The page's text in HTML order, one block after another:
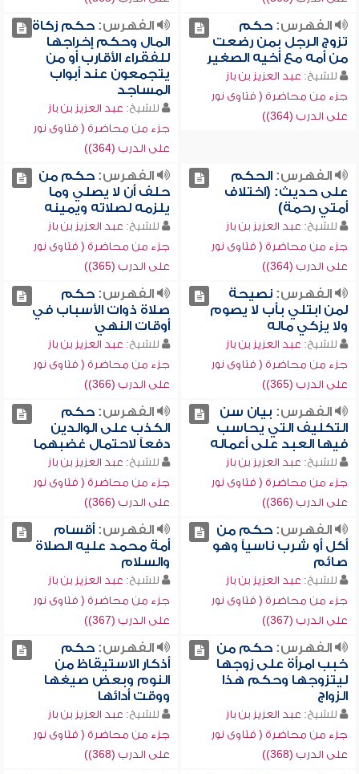
الفهرس:حكم
تزوج الرجل بمن رضعت
من أمه مع أخيه الصغير
للشيخ: عبد العزيز بن باز
جزء من محاضرة ( فتاوى نور
على الدرب (364))
الفهرس:حكم زكاة
المال وحكم إخراجها
للفقراء الأقارب أو من
يتجمعون عند أبواب
المساجد
للشيخ: عبد العزيز بن باز
جزء من محاضرة ( فتاوى نور
على الدرب (364))
الفهرس:الحكم
على حديث: (اختلاف
أمتي رحمة)
للشيخ: عبد العزيز بن باز
جزء من محاضرة ( فتاوى نور
على الدرب (364))
الفهرس:حكم من
حلف أن لا يصلي وما
يلزمه لصلاته ويمينه
للشيخ: عبد العزيز بن باز
جزء من محاضرة ( فتاوى نور
على الدرب (365))
الفهرس:نصيحة
لمن ابتلي بأب لا يصوم
ولا يزكي ماله
للشيخ: عبد العزيز بن باز
جزء من محاضرة ( فتاوى نور
على الدرب (365))
الفهرس:حكم
صلاة ذوات الأسباب في
أوقات النهي
للشيخ: عبد العزيز بن باز
جزء من محاضرة ( فتاوى نور
على الدرب (366))
الفهرس: بيان سن
التكليف التي يحاسب
فيها العبد على أعماله
للشيخ: عبد العزيز بن باز
جزء من محاضرة ( فتاوى نور
على الدرب (366))
الفهرس:حكم
الكذب على الوالدين
دفعاً لاحتمال غضبهما
للشيخ: عبد العزيز بن باز
جزء من محاضرة ( فتاوى نور
على الدرب (366))
الفهرس:حكم من
أكل أو شرب ناسياً وهو
صائم
للشيخ: عبد العزيز بن باز
جزء من محاضرة ( فتاوى نور
على الدرب (367))
الفهرس:أقسام
أمة محمد عليه الصلاة
والسلام
للشيخ: عبد العزيز بن باز
جزء من محاضرة ( فتاوى نور
على الدرب (367))
الفهرس:حكم من
خبب امرأة على زوجها
ليتزوجها وحكم هذا
الزواج
للشيخ: عبد العزيز بن باز
جزء من محاضرة ( فتاوى نور
على الدرب (368))
الفهرس:حكم
أذكار الاستيقاظ من
النوم وبعض صيغها
ووقت أدائها
للشيخ: عبد العزيز بن باز
جزء من محاضرة ( فتاوى نور
على الدرب (368))